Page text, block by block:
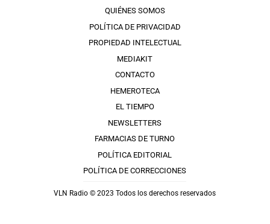
QUIÉNES SOMOS
POLÍTICA DE PRIVACIDAD
PROPIEDAD INTELECTUAL
MEDIAKIT
CONTACTO
HEMEROTECA
EL TIEMPO
NEWSLETTERS
FARMACIAS DE TURNO
POLÍTICA EDITORIAL
POLÍTICA DE CORRECCIONES
VLN Radio © 2023 Todos los derechos reservados